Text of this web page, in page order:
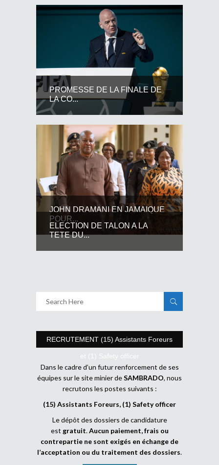
PROMESSE DE LA FINALE DE
LA CO...
JOHN DRAMANI EN JAMAIQUE
POUR...
ELECTION DE TALON A LA
TETE DU...
RECRUTEMENT (15) Assistants Foreurs
et (1) Safety officer
Dans le cadre d’un futur renforcement de ses
équipes sur le site minier deSAMBRADO, nous
recrutons les postes suivants :
(15) Assistants Foreurs, (1) Safety officer
Le dépôt des dossiers de candidature
est gratuit.Aucun paiement, frais ou
contrepartie ne sont exigés en échange de
l’acceptation ou du traitement des dossiers.